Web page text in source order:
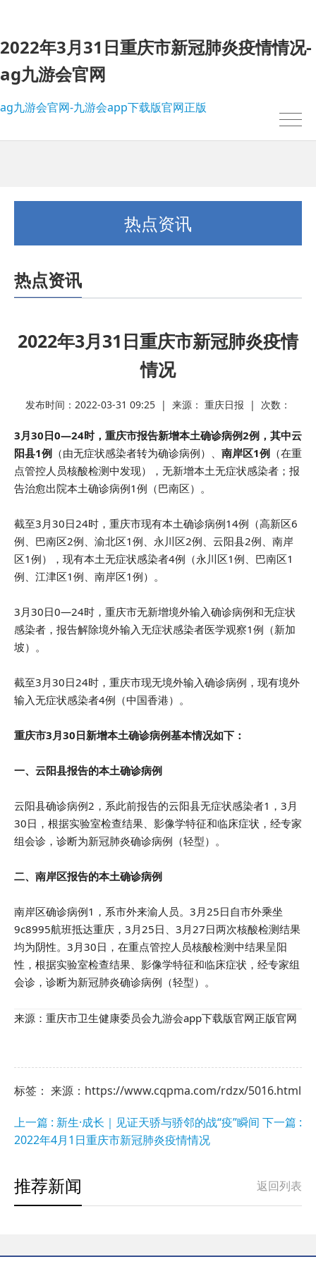
2022年3月31日重庆市新冠肺炎疫情情况-
ag九游会官网
ag九游会官网-九游会app下载版官网正版
热点资讯
热点资讯
2022年3月31日重庆市新冠肺炎疫情
情况
发布时间：2022-03-31 09:25 | 来源： 重庆日报 | 次数：
3月30日0—24时，重庆市报告新增本土确诊病例2例，其中云
阳县1例 （由无症状感染者转为确诊病例）、 南岸区1例 （在重
点管控人员核酸检测中发现），无新增本土无症状感染者；报
告治愈出院本土确诊病例1例（巴南区）。
截至3月30日24时，重庆市现有本土确诊病例14例（高新区6
例、巴南区2例、渝北区1例、永川区2例、云阳县2例、南岸
区1例），现有本土无症状感染者4例（永川区1例、巴南区1
例、江津区1例、南岸区1例）。
3月30日0—24时，重庆市无新增境外输入确诊病例和无症状
感染者，报告解除境外输入无症状感染者医学观察1例（新加
坡）。
截至3月30日24时，重庆市现无境外输入确诊病例，现有境外
输入无症状感染者4例（中国香港）。
重庆市3月30日新增本土确诊病例基本情况如下：
一、云阳县报告的本土确诊病例
云阳县确诊病例2，系此前报告的云阳县无症状感染者1，3月
30日，根据实验室检查结果、影像学特征和临床症状，经专家
组会诊，诊断为新冠肺炎确诊病例（轻型）。
二、南岸区报告的本土确诊病例
南岸区确诊病例1，系市外来渝人员。3月25日自市外乘坐
9c8995航班抵达重庆，3月25日、3月27日两次核酸检测结果
均为阴性。3月30日，在重点管控人员核酸检测中结果呈阳
性，根据实验室检查结果、影像学特征和临床症状，经专家组
会诊，诊断为新冠肺炎确诊病例（轻型）。
来源：重庆市卫生健康委员会九游会app下载版官网正版官网
标签： 来源：https://www.cqpma.com/rdzx/5016.html
上一篇 : 新生·成长｜见证天骄与骄邻的战“疫”瞬间 下一篇 :
2022年4月1日重庆市新冠肺炎疫情情况
返回列表
推荐新闻